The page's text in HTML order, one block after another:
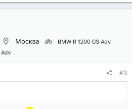
Москва
BMW R 1200 GS Adv
Adv
#3